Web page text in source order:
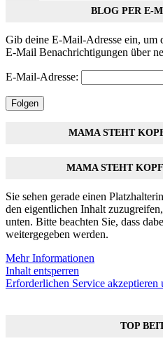
BLOG PER E-
Gib deine E-Mail-Adresse ein, um
E-Mail Benachrichtigungen über
E-Mail-Adresse:
Folgen
MAMA STEHT
MAMA STEHT
Sie sehen gerade einen
den eigentlichen Inhalt
unten. Bitte beachten Sie, dass
weitergegeben werden.
Mehr Informationen
Inhalt entsperren
Erforderlichen Service akzeptieren
TOP